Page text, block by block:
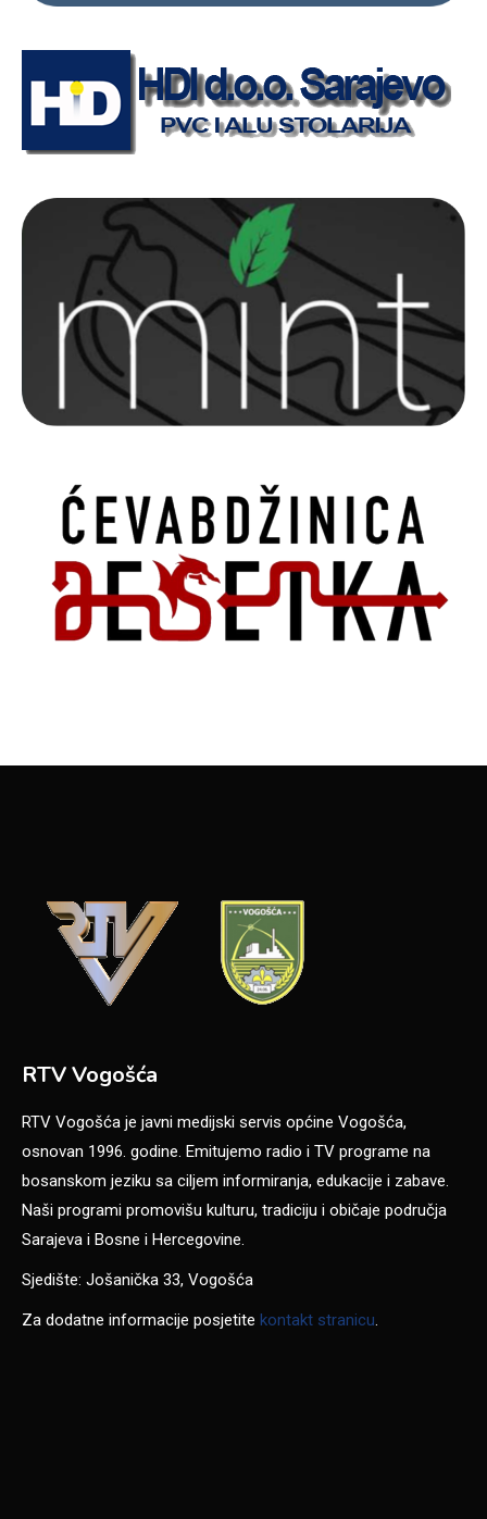
RTV Vogošća
RTV Vogošća je javni medijski servis općine Vogošća,
osnovan 1996. godine. Emitujemo radio i TV programe na
bosanskom jeziku sa ciljem informiranja, edukacije i zabave.
Naši programi promovišu kulturu, tradiciju i običaje područja
Sarajeva i Bosne i Hercegovine.
Sjedište: Jošanička 33, Vogošća
Za dodatne informacije posjetite kontakt stranicu